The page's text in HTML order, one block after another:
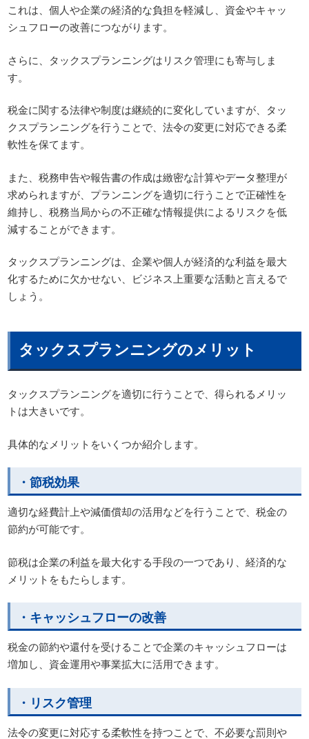
これは、個人や企業の経済的な負担を軽減し、資金やキャッ
シュフローの改善につながります。
さらに、タックスプランニングはリスク管理にも寄与しま
す。
税金に関する法律や制度は継続的に変化していますが、タッ
クスプランニングを行うことで、法令の変更に対応できる柔
軟性を保てます。
また、税務申告や報告書の作成は緻密な計算やデータ整理が
求められますが、プランニングを適切に行うことで正確性を
維持し、税務当局からの不正確な情報提供によるリスクを低
減することができます。
タックスプランニングは、企業や個人が経済的な利益を最大
化するために欠かせない、ビジネス上重要な活動と言えるで
しょう。
タックスプランニングのメリット
タックスプランニングを適切に行うことで、得られるメリッ
トは大きいです。
具体的なメリットをいくつか紹介します。
・節税効果
適切な経費計上や減価償却の活用などを行うことで、税金の
節約が可能です。
節税は企業の利益を最大化する手段の一つであり、経済的な
メリットをもたらします。
・キャッシュフローの改善
税金の節約や還付を受けることで企業のキャッシュフローは
増加し、資金運用や事業拡大に活用できます。
・リスク管理
法令の変更に対応する柔軟性を持つことで、不必要な罰則や